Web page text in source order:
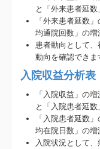
と「外来患者延数
「外来患者延数
均通院回数」の増
患者動向として
動向を確認できま
入院収益分析表
「入院収益」の
と「入院患者延数
「入院患者延数
均在院日数」の増
入院状況として